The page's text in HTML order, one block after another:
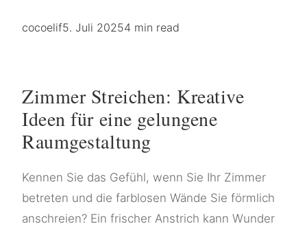
cocoelif5. Juli 20254 min read
Zimmer Streichen: Kreative
Ideen für eine gelungene
Raumgestaltung
Kennen Sie das Gefühl, wenn Sie Ihr Zimmer
betreten und die farblosen Wände Sie förmlich
anschreien? Ein frischer Anstrich kann Wunder